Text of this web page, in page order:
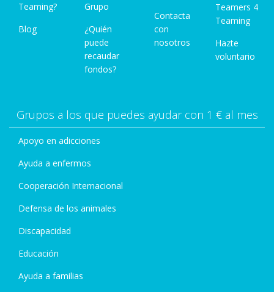
Teaming?
Blog
Grupo
¿Quién
puede
recaudar
fondos?
Contacta
con
nosotros
Teamers 4
Teaming
Hazte
voluntario
Grupos a los que puedes ayudar con 1 € al mes
Apoyo en adicciones
Ayuda a enfermos
Cooperación Internacional
Defensa de los animales
Discapacidad
Educación
Ayuda a familias